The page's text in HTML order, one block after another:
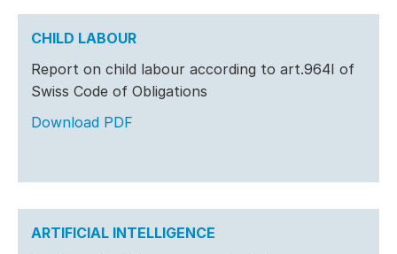
CHILD LABOUR
Report on child labour according to art.964I of
Swiss Code of Obligations
Download PDF
ARTIFICIAL INTELLIGENCE